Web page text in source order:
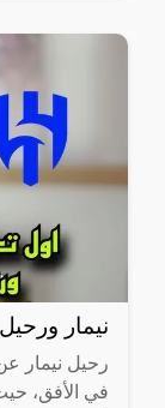
نيمار
رحيل نيمار
في الأفق،